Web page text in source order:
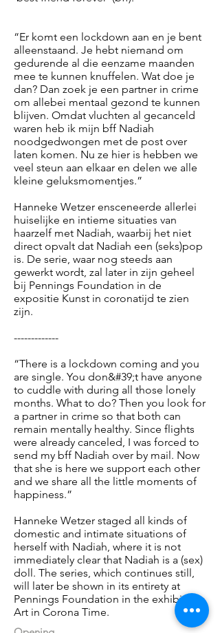
“Er komt een lockdown aan en je bent
alleenstaand. Je hebt niemand om
gedurende al die eenzame maanden
mee te kunnen knuffelen. Wat doe je
dan? Dan zoek je een partner in crime
om allebei mentaal gezond te kunnen
blijven. Omdat vluchten al gecanceld
waren heb ik mijn bff Nadiah
noodgedwongen met de post over
laten komen. Nu ze hier is hebben we
veel steun aan elkaar en delen we alle
kleine geluksmomentjes.”
Hanneke Wetzer ensceneerde allerlei
huiselijke en intieme situaties van
haarzelf met Nadiah, waarbij het niet
direct opvalt dat Nadiah een (seks)pop
is. De serie, waar nog steeds aan
gewerkt wordt, zal later in zijn geheel
bij Pennings Foundation in de
expositie Kunst in coronatijd te zien
zijn.
-------------
“There is a lockdown coming and you
are single. You don&#39;t have anyone
to cuddle with during all those lonely
months. What to do? Then you look for
a partner in crime so that both can
remain mentally healthy. Since flights
were already canceled, I was forced to
send my bff Nadiah over by mail. Now
that she is here we support each other
and we share all the little moments of
happiness.”
Hanneke Wetzer staged all kinds of
domestic and intimate situations of
herself with Nadiah, where it is not
immediately clear that Nadiah is a (sex)
doll. The series, which continues still,
will later be shown in its entirety at
Pennings Foundation in the exhibition
Art in Corona Time.